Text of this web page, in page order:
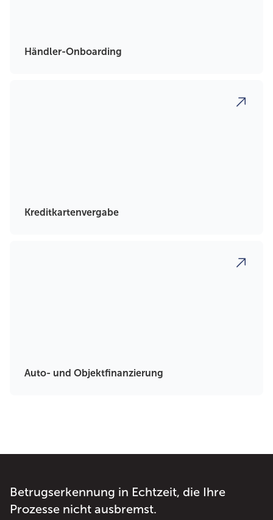
Händler-Onboarding
Kreditkartenvergabe
Auto- und Objektfinanzierung
Betrugserkennung in Echtzeit, die Ihre
Prozesse nicht ausbremst.